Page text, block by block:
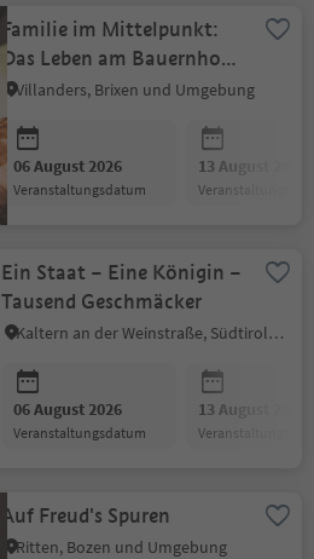
Familie im Mittelpunkt:
Das Leben am Bauernhof
hautnah miterleben
Villanders, Brixen und Umgebung
06 August 2026
Veranstaltungsdatum
13 August 2026
Ein Staat – Eine Königin –
Tausend Geschmäcker
Kaltern an der Weinstraße, Südtiroler Weinstraße
06 August 2026
Veranstaltungsdatum
13 August 2026
Auf Freud's Spuren
Ritten, Bozen und Umgebung